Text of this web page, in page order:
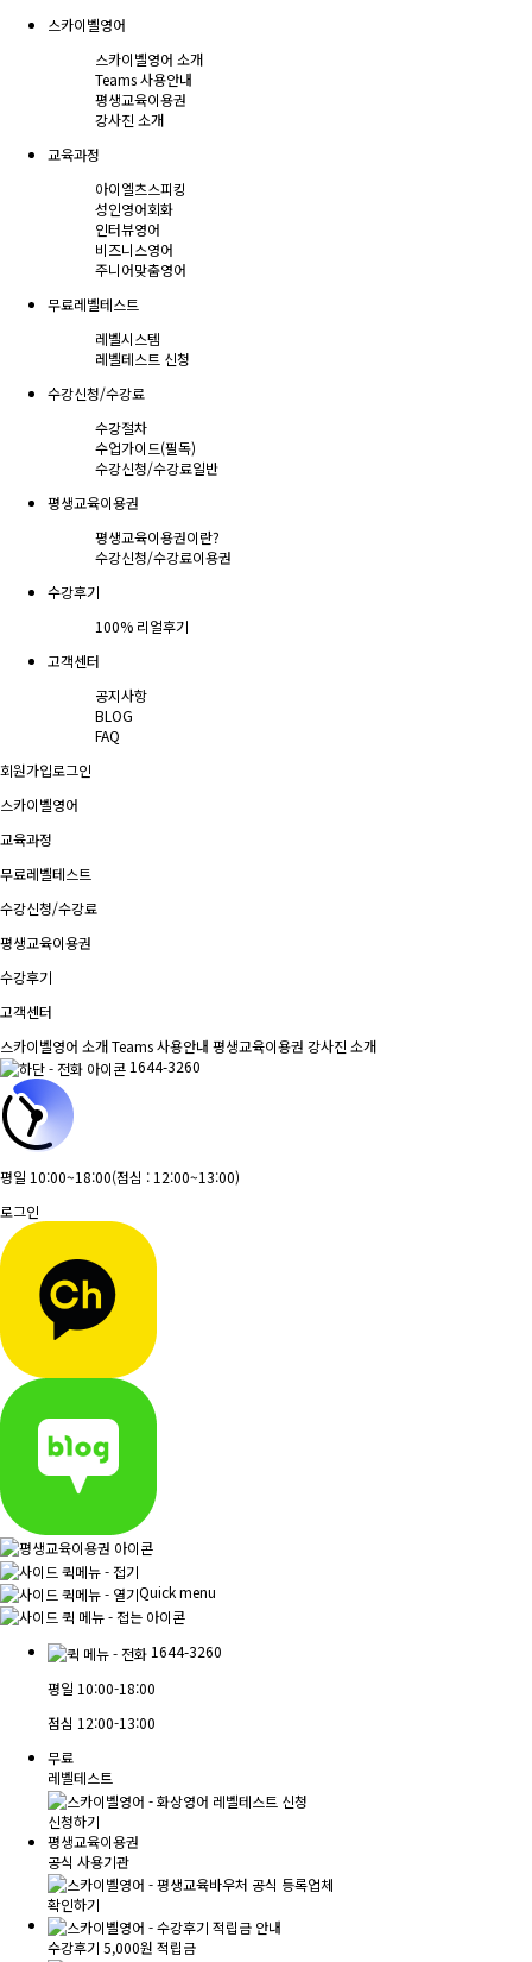
스카이벨영어
스카이벨영어 소개
Teams 사용안내
평생교육이용권
강사진 소개
교육과정
아이엘츠스피킹
성인영어회화
인터뷰영어
비즈니스영어
주니어맞춤영어
무료레벨테스트
레벨시스템
레벨테스트 신청
수강신청/수강료
수강절차
수업가이드(필독)
수강신청/수강료일반
평생교육이용권
평생교육이용권이란?
수강신청/수강료이용권
수강후기
100% 리얼후기
고객센터
공지사항
BLOG
FAQ
회원가입로그인
스카이벨영어
교육과정
무료레벨테스트
수강신청/수강료
평생교육이용권
수강후기
고객센터
스카이벨영어 소개Teams 사용안내 평생교육이용권 강사진 소개
1644-3260
평일 10:00~18:00(점심 : 12:00~13:00)
로그인
Quick menu
1644-3260
평일 10:00-18:00
점심 12:00-13:00
무료
레벨테스트
신청하기
평생교육이용권
공식 사용기관
확인하기
수강후기 5,000원 적립금